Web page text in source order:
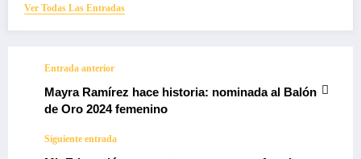
Ver Todas Las Entradas
Entrada anterior
Mayra Ramírez hace historia: nominada al Balón
de Oro 2024 femenino
Siguiente entrada